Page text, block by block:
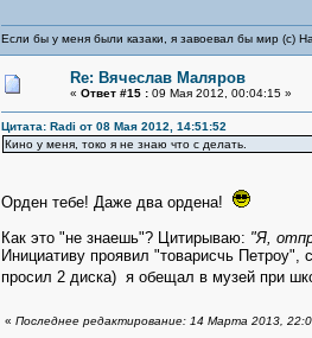
Если бы у меня были казаки, я завоевал бы мир (с)
Re: Вячеслав Маляров
« Ответ #15 :09 Мая 2012, 00:04:15 »
Цитата: Radi от 08 Мая 2012, 14:51:52
Кино у меня, токо я не знаю что с делать.
Орден тебе! Даже два ордена!
Как это "не знаешь"? Цитирываю: "Я,
Инициативу проявил "товарисчь
просил 2 диска) я обещал в музей при
« Последнее редактирование: 14 Марта 2013,